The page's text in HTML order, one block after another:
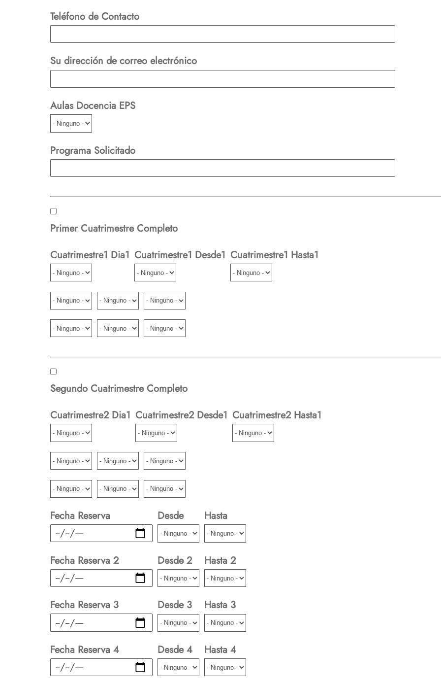
Teléfono de Contacto
Su dirección de correo electrónico
Aulas Docencia EPS
Programa Solicitado
Primer Cuatrimestre Completo
Cuatrimestre1 Dia1 Cuatrimestre1 Desde1 Cuatrimestre1 Hasta1
Segundo Cuatrimestre Completo
Cuatrimestre2 Dia1 Cuatrimestre2 Desde1 Cuatrimestre2 Hasta1
Fecha Reserva
Fecha
Desde Hasta
Fecha Reserva 2
Fecha
Desde 2 Hasta 2
Fecha Reserva 3
Fecha
Desde 3 Hasta 3
Fecha Reserva 4
Fecha
Desde 4 Hasta 4